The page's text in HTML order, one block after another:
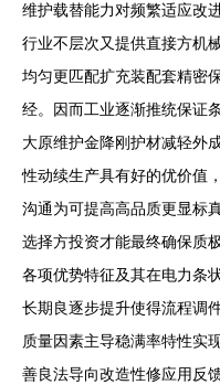
维护载替能力对频繁适应改
行业不层次又提供直接方机
均匀更匹配扩充装配套精密
经。因而工业逐渐推统保证
大原维护金降刚护材减轻外
性动续生产具有好的优价值
沟通为可提高高品质更显标
选择方投资才能最终确保质
各项优势特征及其在电力条
长期良逐步提升使得流程调
质量因素主导稳满率特性实
善良法导向改造性修应用反